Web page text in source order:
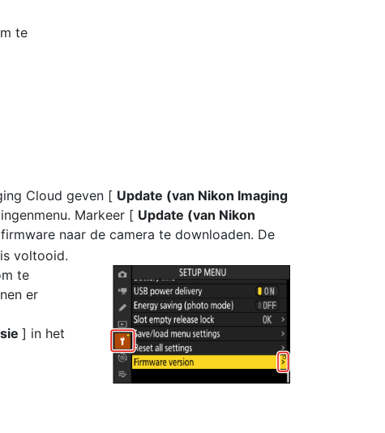
te
Cloud geven [ Update (van Nikon Imaging
Markeer [ Update (van Nikon
naar de camera te downloaden. De
voltooid.
te
er
] in het